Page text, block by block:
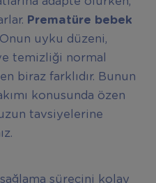
Prematüre bebek
uyku düzeni,
temizliği normal
biraz farklıdır. Bunun
konusunda özen
tavsiyelerine
sürecini kolay